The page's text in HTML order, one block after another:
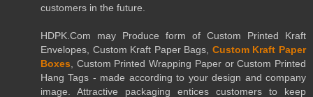
customers in the future.
HDPK.Com may Produce form of Custom Printed Kraft
Envelopes, Custom Kraft Paper Bags, Custom Kraft Paper
Boxes , Custom Printed Wrapping Paper or Custom Printed
Hang Tags - made according to your design and company
image. Attractive packaging entices customers to keep